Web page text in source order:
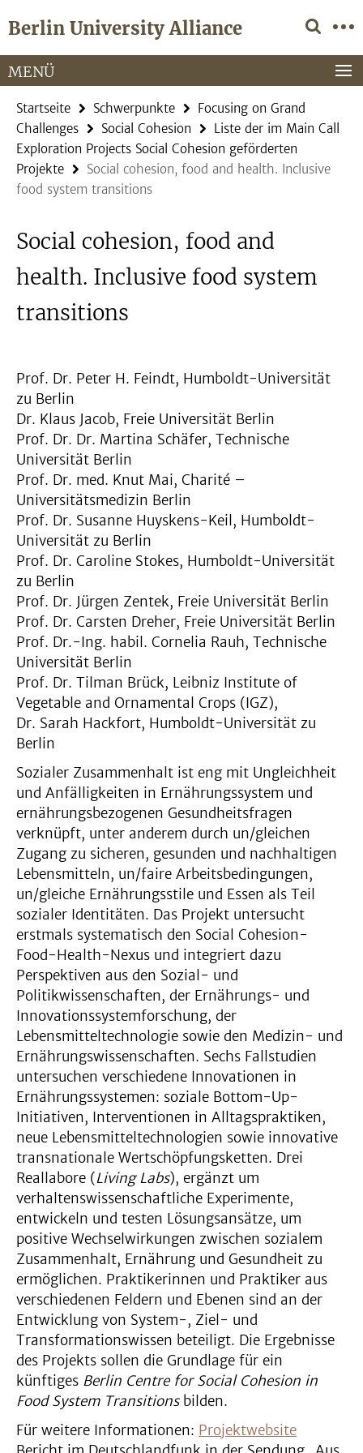
direkt
Inhalt
Berlin University Alliance
Service-
Navigation
MENÜ
Startseite Schwerpunkte
Focusing on Grand
Challenges
Social Cohesion
Liste der im Main Call
Exploration Projects Social Cohesion geförderten
Projekte
Social cohesion, food and health. Inclusive
food system transitions
Social cohesion, food and
health. Inclusive food system
transitions
Prof. Dr. Peter H. Feindt, Humboldt-Universität
zu Berlin
Dr. Klaus Jacob, Freie Universität Berlin
Prof. Dr. Dr. Martina Schäfer, Technische
Universität Berlin
Prof. Dr. med. Knut Mai, Charité –
Universitätsmedizin Berlin
Prof. Dr. Susanne Huyskens-Keil, Humboldt-
Universität zu Berlin
Prof. Dr. Caroline Stokes, Humboldt-Universität
zu Berlin
Prof. Dr. Jürgen Zentek, Freie Universität Berlin
Prof. Dr. Carsten Dreher, Freie Universität Berlin
Prof. Dr.-Ing. habil. Cornelia Rauh, Technische
Universität Berlin
Prof. Dr. Tilman Brück, Leibniz Institute of
Vegetable and Ornamental Crops (IGZ),
Dr. Sarah Hackfort, Humboldt-Universität zu
Berlin
Sozialer Zusammenhalt ist eng mit Ungleichheit
und Anfälligkeiten in Ernährungssystem und
ernährungsbezogenen Gesundheitsfragen
verknüpft, unter anderem durch un/gleichen
Zugang zu sicheren, gesunden und nachhaltigen
Lebensmitteln, un/faire Arbeitsbedingungen,
un/gleiche Ernährungsstile und Essen als Teil
sozialer Identitäten. Das Projekt untersucht
erstmals systematisch den Social Cohesion-
Food-Health-Nexus und integriert dazu
Perspektiven aus den Sozial- und
Politikwissenschaften, der Ernährungs- und
Innovationssystemforschung, der
Lebensmitteltechnologie sowie den Medizin- und
Ernährungswissenschaften. Sechs Fallstudien
untersuchen verschiedene Innovationen in
Ernährungssystemen: soziale Bottom-Up-
Initiativen, Interventionen in Alltagspraktiken,
neue Lebensmitteltechnologien sowie innovative
transnationale Wertschöpfungsketten. Drei
Reallabore (Living Labs), ergänzt um
verhaltenswissenschaftliche Experimente,
entwickeln und testen Lösungsansätze, um
positive Wechselwirkungen zwischen sozialem
Zusammenhalt, Ernährung und Gesundheit zu
ermöglichen. Praktikerinnen und Praktiker aus
verschiedenen Feldern und Ebenen sind an der
Entwicklung von System-, Ziel- und
Transformationswissen beteiligt. Die Ergebnisse
des Projekts sollen die Grundlage für ein
künftiges Berlin Centre for Social Cohesion in
Food System Transitionsbilden.
Für weitere Informationen: Projektwebsite